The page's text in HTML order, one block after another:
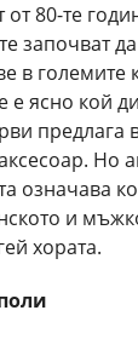
80-те
започват
в
е ясно кой
предлага
Но
означава
и
хората.